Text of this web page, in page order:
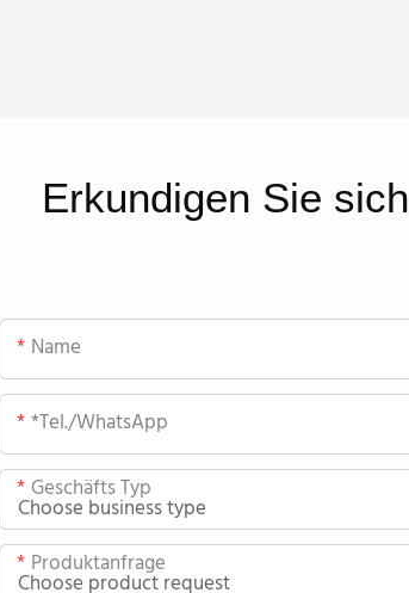
Erkundigen Sie sich
Name
*Tel./WhatsApp
Geschäfts Typ
Produktanfrage